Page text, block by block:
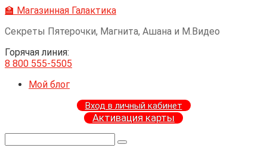
Перейти
контенту
🏫 Магазинная Галактика
Секреты Пятерочки, Магнита, Ашана и М.Видео
Горячая линия:
8 800 555-5505
Мой блог
Вход в личный кабинет
Активация карты